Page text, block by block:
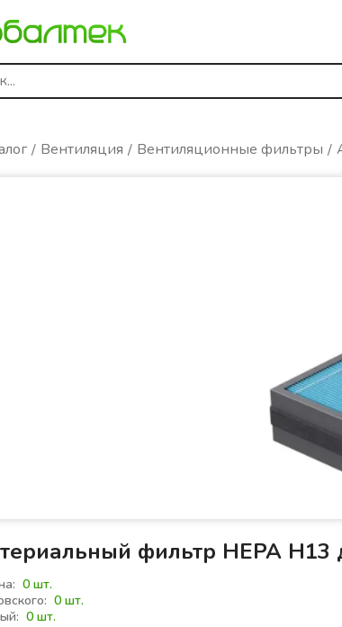
Вентиляция Вентиляционные фильтры
фильтр HEPA H13
0 шт.
0 шт.
0 шт.